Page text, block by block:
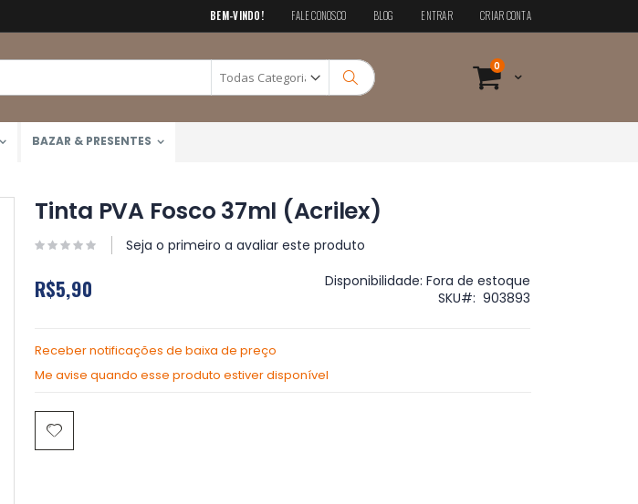
BEM-VINDO! FALE CONOSCO BLOG ENTRAR CRIAR CONTA
Cart
0 itens
Pesquisa
BAZAR & PRESENTES
Tinta PVA Fosco 37ml (Acrilex)
Seja o primeiro a avaliar este produto
R$5,90 Disponibilidade: Fora de estoque
SKU
903893
Receber notificações de baixa de preço
Me avise quando esse produto estiver disponível